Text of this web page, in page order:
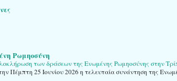
Ρωμηοσύνη
των δράσεων της Ενωμένης Ρωμηοσύνης στην
Πέμπτη 25 Ιουνίου 2026 η τελευταία συνάντηση της